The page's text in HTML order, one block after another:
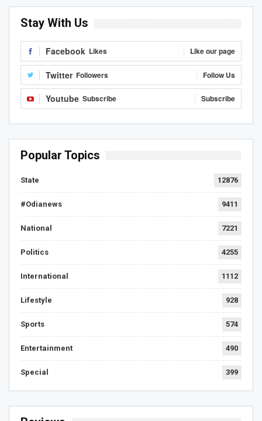
Stay With Us
Facebook Likes Like our page
Twitter Followers Follow Us
Youtube Subscribe Subscribe
Popular Topics
State 12876
#Odianews 9411
National 7221
Politics 4255
International 1112
Lifestyle 928
Sports 574
Entertainment 490
Special 399